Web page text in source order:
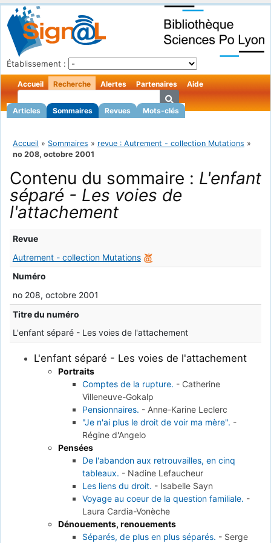
Établissement :
Accueil Recherche
Articles Sommaires Revues Mots-clés
Alertes Partenaires Aide
Accueil » Sommaires » revue : Autrement - collection Mutations »
no 208, octobre 2001
Contenu du sommaire : L'enfant
séparé - Les voies de
l'attachement
Revue
Autrement - collection Mutations
Numéro
no 208, octobre 2001
Titre du numéro
L'enfant séparé - Les voies de l'attachement
L'enfant séparé - Les voies de l'attachement
Portraits
Comptes de la rupture. - Catherine
Villeneuve-Gokalp
Pensionnaires. - Anne-Karine Leclerc
"Je n'ai plus le droit de voir ma mère". -
Régine d'Angelo
Pensées
De l'abandon aux retrouvailles, en cinq
tableaux. - Nadine Lefaucheur
Les liens du droit. - Isabelle Sayn
Voyage au coeur de la question familiale. -
Laura Cardia-Vonèche
Dénouements, renouements
Séparés, de plus en plus séparés. - Serge